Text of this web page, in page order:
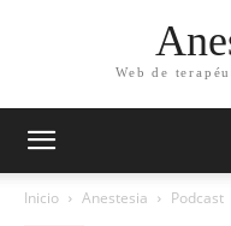
Web de
Inicio Anestesia Podcast